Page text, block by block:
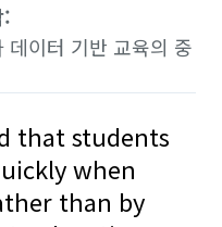
:
데이터 기반 교육의 중
that students
when
than by